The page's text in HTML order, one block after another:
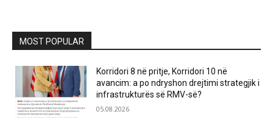
MOST POPULAR
Korridori 8 në pritje, Korridori 10 në
avancim: a po ndryshon drejtimi strategjik i
infrastrukturës së RMV-së?
05.08.2026